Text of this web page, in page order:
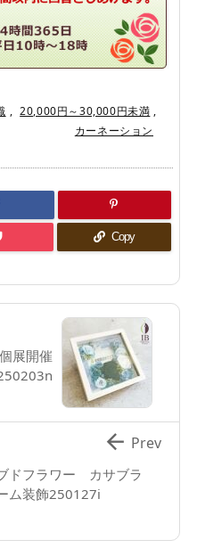
, 20,000円～30,000円未満 ,
カーネーション
Copy
展開催
ドフラワー カサブラ
ム装飾250127i
 Prev